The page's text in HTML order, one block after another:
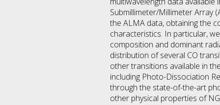
Submillimeter/Millimeter Array
the ALMA data, obtaining the
characteristics. In particular,
composition and dominant
distribution of several CO
other transitions available in
including Photo-Dissociation
through the state-of-the-art
other physical properties of